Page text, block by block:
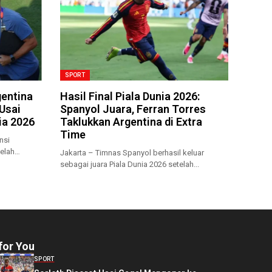
2026
SPORT
Hasil Final Piala Dunia 2026:
Spanyol Juara, Ferran Torres
Taklukkan Argentina di Extra
Time
Jakarta – Timnas Spanyol berhasil keluar
sebagai juara Piala Dunia 2026 setelah...
You
SPORT